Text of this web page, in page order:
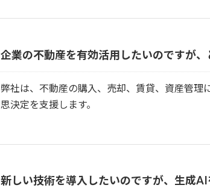
企業の不動産を有効活用したいのですが
弊社は、不動産の購入、売却、賃貸、資産管理
思決定を支援します。
新しい技術を導入したいのですが、生成AI